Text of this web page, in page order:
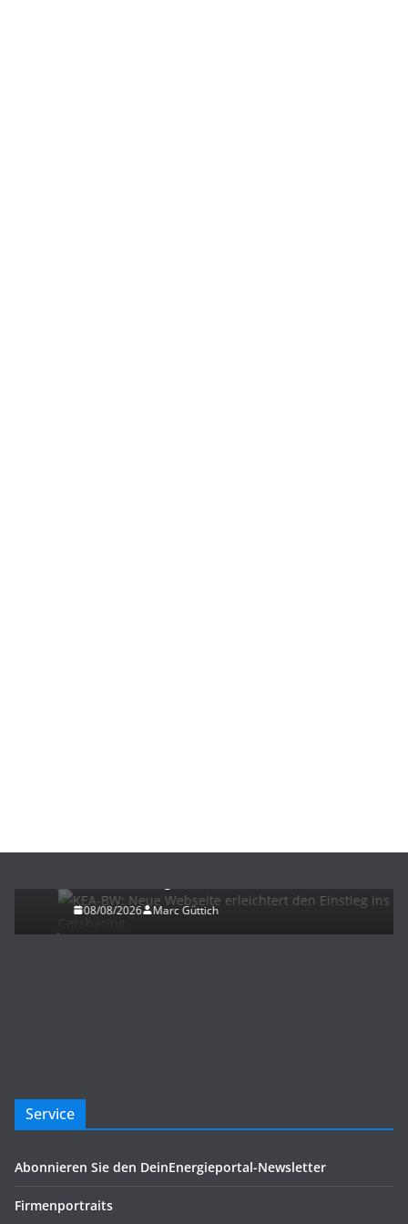
08/08/2026 Marc Güttich
Service
Abonnieren Sie den DeinEnergieportal-Newsletter
Firmenportraits